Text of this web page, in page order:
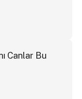
Canlar Bu